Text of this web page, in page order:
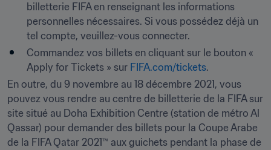
billetterie FIFA en renseignant les informations
personnelles nécessaires. Si vous possédez déjà un
tel compte, veuillez-vous connecter.
Commandez vos billets en cliquant sur le bouton «
Apply for Tickets » sur FIFA.com/tickets.
En outre, du 9 novembre au 18 décembre 2021, vous
pouvez vous rendre au centre de billetterie de la FIFA sur
site situé au Doha Exhibition Centre (station de métro Al
Qassar) pour demander des billets pour la Coupe Arabe
de la FIFA Qatar 2021™ aux guichets pendant la phase de